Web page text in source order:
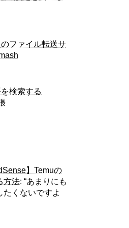
ファイル転送サ
検索する
】Temuの
方法: “あまりにも
たくないですよ